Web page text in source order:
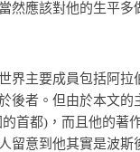
然應該對他的生平多
界主要成員包括阿拉
後者。但由於本文的
首都)，而且他的著
留意到他其實是波斯